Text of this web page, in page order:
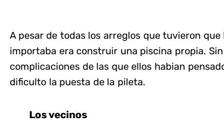
A pesar de todas los arreglos que tuvieron que
importaba era construir una piscina propia.
complicaciones de las que ellos habian
dificulto la puesta de la pileta.
Los vecinos